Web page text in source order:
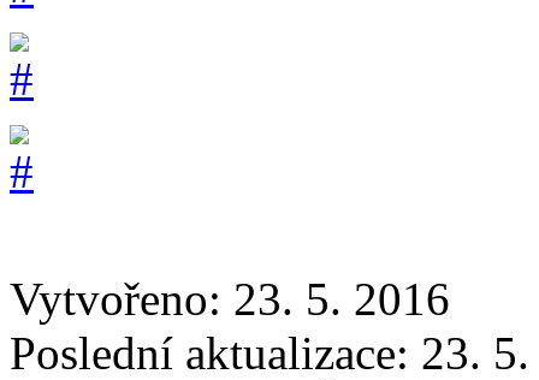
Vytvořeno: 23. 5. 2016
Poslední aktualizace: 23.